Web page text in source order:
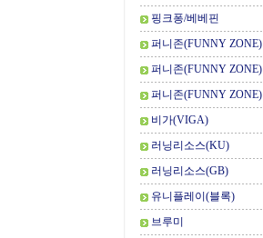
핑크퐁/베베핀
퍼니존(FUNNY ZONE)
퍼니존(FUNNY ZONE)
퍼니존(FUNNY ZONE)
비가(VIGA)
러닝리소스(KU)
러닝리소스(GB)
유니플레이(블록)
브루미